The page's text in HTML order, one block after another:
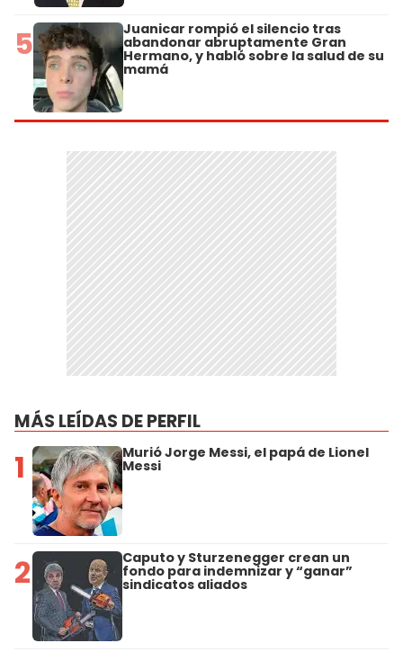
5 Juanicar rompió el silencio tras
abandonar abruptamente Gran
Hermano, y habló sobre la salud de su
mamá
MÁS LEÍDAS DE PERFIL
1 Murió Jorge Messi, el papá de Lionel
Messi
2 Caputo y Sturzenegger crean un
fondo para indemnizar y “ganar”
sindicatos aliados